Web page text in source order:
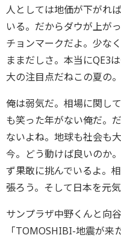
人としては地価が下がれ
いる。だからダウが上が
チョンマークだよ。少な
ままだしさ。本当にQE3
大の注目点だねこの夏の。
俺は弱気だ。相場に関し
も笑った年がない俺だ。
ないよね。地球も社会も
今。どう動けば良いのか
ず果敢に挑んでいるよ。
張ろう。そして日本を元
サンプラザ中野くんと向
「TOMOSHIBI-地震が